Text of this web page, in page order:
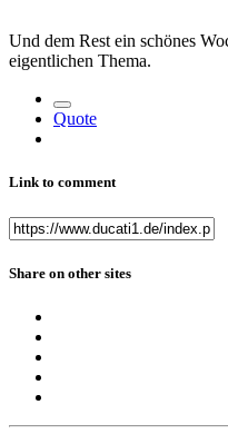
Und dem Rest ein schönes
eigentlichen Thema.
Quote
Link to comment
Share on other sites